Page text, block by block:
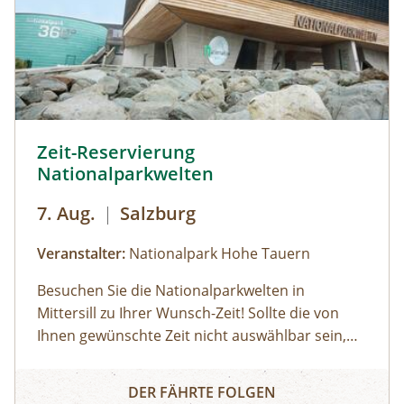
rollstuhlgerechtes WC. Kosten für
Forschungsprogramme (11:00, 14:00 und 16:00
Uhr): Erwachsene: € 7,00Kinder und Jugendliche
bis 15 Jahre: € 5,00Familienkarte (max. 4
Personen): € 12,00
Zeit-Reservierung
Nationalparkwelten
7. Aug. | Salzburg
Veranstalter: Nationalpark Hohe Tauern
Besuchen Sie die Nationalparkwelten in
Mittersill zu Ihrer Wunsch-Zeit! Sollte die von
Ihnen gewünschte Zeit nicht auswählbar sein,
wählen Sie bitte eine alternative Zeit aus. Danke
Zeit-Reservierung Nationalparkwelten
DER FÄHRTE FOLGEN